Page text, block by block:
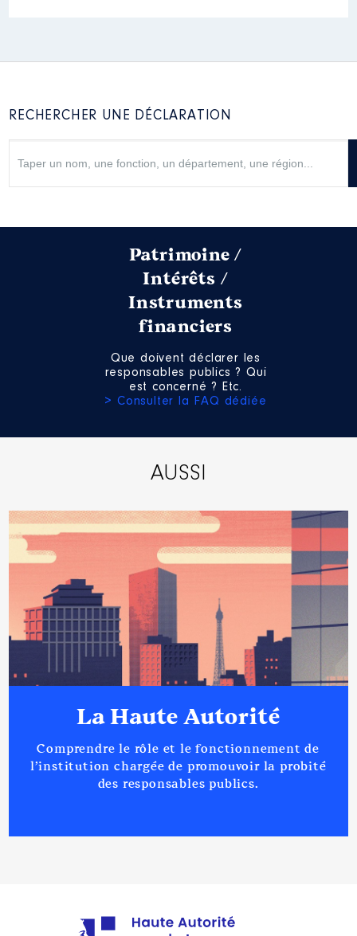
RECHERCHER UNE DÉCLARATION
Patrimoine /
Intérêts /
Instruments
financiers
Que doivent déclarer les
responsables publics ? Qui
est concerné ? Etc.
> Consulter la FAQ dédiée
AUSSI
La Haute Autorité
Comprendre le rôle et le fonctionnement de
l’institution chargée de promouvoir la probité
des responsables publics.